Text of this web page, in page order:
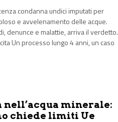
condanna undici imputati per
e avvelenamento delle acque.
denunce e malattie, arriva il verdetto.
Un processo lungo 4 anni, un caso
nell’acqua minerale:
chiede limiti Ue